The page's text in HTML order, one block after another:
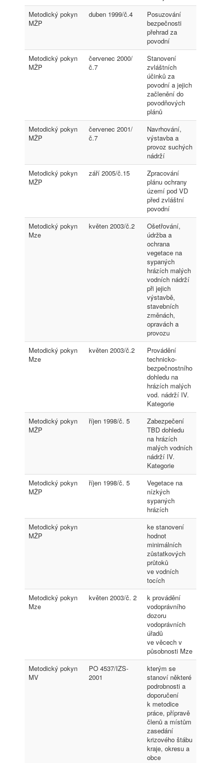
Metodický pokyn
MŽP
duben 1999/č.4
Posuzování
bezpečnosti
přehrad za
povodní
Metodický pokyn
MŽP
červenec 2000/
č.7
Stanovení
zvláštních
účinků za
povodní a jejich
začlenění do
povodňových
plánů
Metodický pokyn
MŽP
červenec 2001/
č.7
Navrhování,
výstavba a
provoz suchých
nádrží
Metodický pokyn
MŽP
září 2005/č.15
Zpracování
plánu ochrany
území pod VD
před zvláštní
povodní
Metodický pokyn
Mze
květen 2003/č.2
Ošetřování,
údržba a
ochrana
vegetace na
sypaných
hrázích malých
vodních nádrží
při jejich
výstavbě,
stavebních
změnách,
opravách a
provozu
Metodický pokyn
Mze
květen 2003/č.2
Provádění
technicko-
bezpečnostního
dohledu na
hrázích malých
vod. nádrží IV.
Kategorie
Metodický pokyn
MŽP
říjen 1998/č. 5
Zabezpečení
TBD dohledu
na hrázích
malých vodních
nádrží IV.
Kategorie
Metodický pokyn
MŽP
říjen 1998/č. 5
Vegetace na
nízkých
sypaných
hrázích
Metodický pokyn
MŽP
ke stanovení
hodnot
minimálních
zůstatkových
průtoků
ve vodních
tocích
Metodický pokyn
Mze
květen 2003/č. 2
k provádění
vodoprávního
dozoru
vodoprávních
úřadů
ve věcech v
působnosti Mze
Metodický pokyn
MV
PO 4537/IZS-
2001
kterým se
stanoví některé
podrobnosti a
doporučení
k metodice
práce, přípravě
členů a místům
zasedání
krizového štábu
kraje, okresu a
obce